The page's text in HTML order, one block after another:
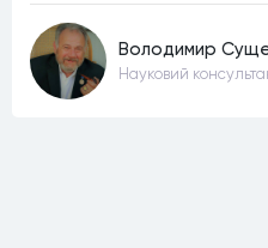
Володимир
Науковий